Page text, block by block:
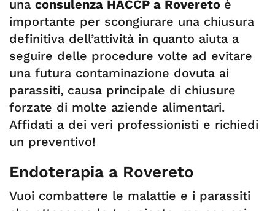
una consulenza HACCP a Rovereto è
importante per scongiurare una chiusura
definitiva dell’attività in quanto aiuta a
seguire delle procedure volte ad evitare
una futura contaminazione dovuta ai
parassiti, causa principale di chiusure
forzate di molte aziende alimentari.
Affidati a dei veri professionisti e richiedi
un preventivo!
Endoterapia a Rovereto
Vuoi combattere le malattie e i parassiti